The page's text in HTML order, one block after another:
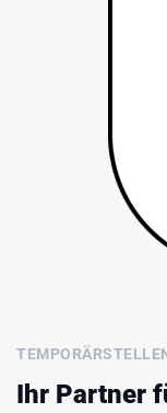
Ihr Partner